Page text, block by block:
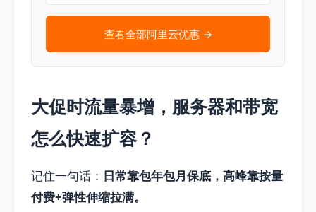
查看全部阿里云优惠 →
大促时流量暴增，服务器和带宽
怎么快速扩容？
记住一句话： 日常靠包年包月保底，高峰靠按量
付费+弹性伸缩拉满。